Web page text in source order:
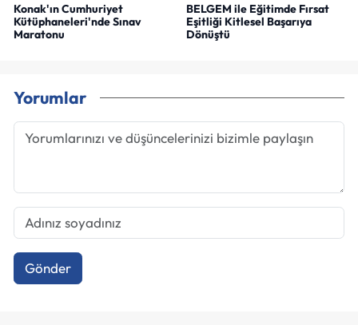
Konak'ın Cumhuriyet
Kütüphaneleri'nde Sınav
Maratonu
BELGEM ile Eğitimde Fırsat
Eşitliği Kitlesel Başarıya
Dönüştü
Yorumlar
Gönder